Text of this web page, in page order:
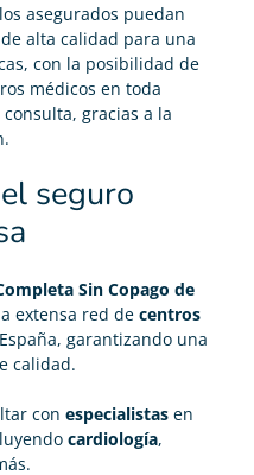
asegurados puedan
alta calidad para una
con la posibilidad de
médicos en toda
gracias a la
seguro
Sin Copago de
extensa red de centros
garantizando una
calidad.
con especialistas en
cardiología,